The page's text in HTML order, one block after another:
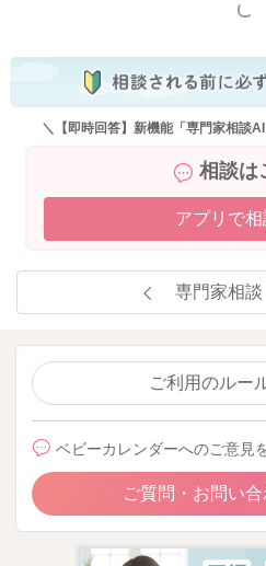
もっと見
＼【即時回答】新機能「専門家相談
相談は
アプリで相
専門家相
ご利用のルー
ベビーカレンダーへのご意見
ご質問・お問い